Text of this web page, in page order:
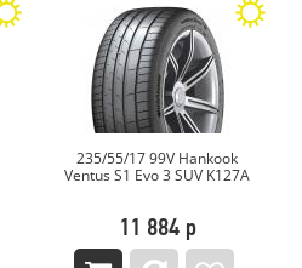
235/55/17 99V Hankook
Ventus S1 Evo 3 SUV K127A
11 884 р